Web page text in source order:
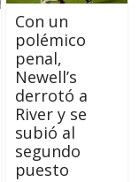
Con un
polémico
penal,
Newell’s
derrotó a
River y se
subió al
segundo
puesto